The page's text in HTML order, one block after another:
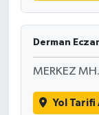
Derman
MERKEZ
Yol Tarifi